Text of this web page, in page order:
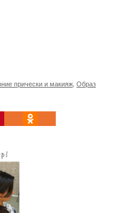
прически и макияж Образ